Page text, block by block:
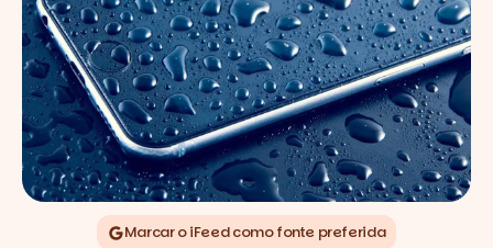
Marcar o iFeed como fonte preferida